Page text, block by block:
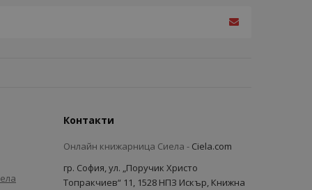
Контакти
Онлайн книжарница Сиела - Ciela.com
гр. София, ул. „Поручик Христо
Топракчиев“ 11, 1528 НПЗ Искър, Книжна